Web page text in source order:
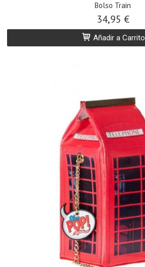
Bolso Train
34,95 €
Añadir a Carrito